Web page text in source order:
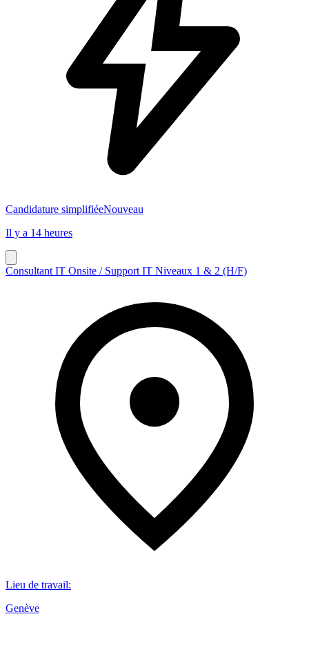
Candidature simplifiéeNouveau
Il y a 14 heures
Consultant IT Onsite / Support IT Niveaux 1 & 2 (H/F)
Lieu de travail:
Genève